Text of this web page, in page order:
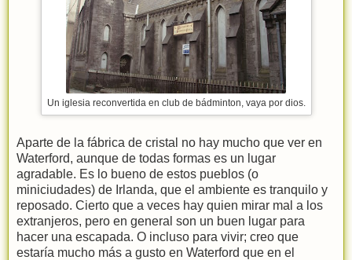
Un iglesia reconvertida en club de bádminton, vaya por dios.
Aparte de la fábrica de cristal no hay mucho que ver en
Waterford, aunque de todas formas es un lugar
agradable. Es lo bueno de estos pueblos (o
miniciudades) de Irlanda, que el ambiente es tranquilo y
reposado. Cierto que a veces hay quien mirar mal a los
extranjeros, pero en general son un buen lugar para
hacer una escapada. O incluso para vivir; creo que
estaría mucho más a gusto en Waterford que en el